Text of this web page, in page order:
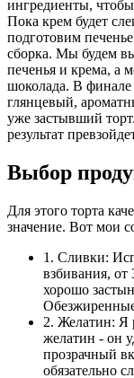
ингредиенты,
Пока крем будет
подготовим
сборка. Мы будем
печенья и крема, а
шоколада. В
глянцевый,
уже застывший
результат
Выбор
Для этого торта
значение. Вот мои
1. Сливки:
взбивания,
хорошо
2. Желатин: Я
желатин - он
прозрачный
обязательно